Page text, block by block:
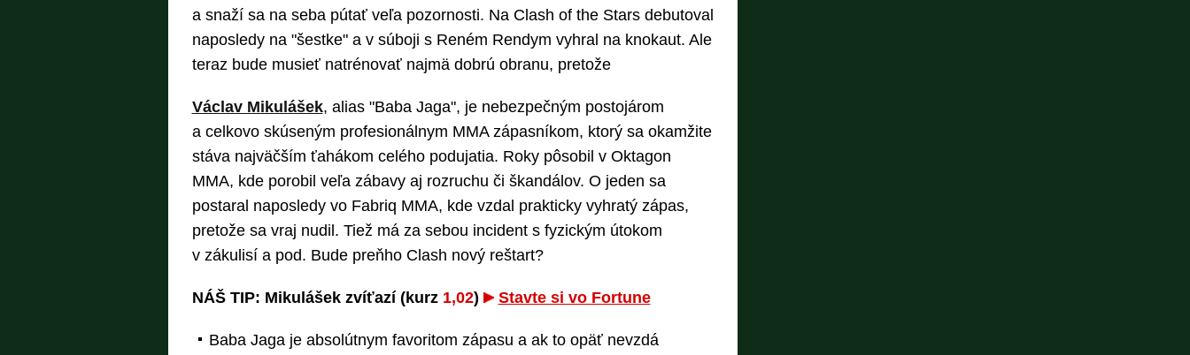
a snaží sa na seba pútať veľa pozornosti. Na Clash of the Stars debutoval
naposledy na "šestke" a v súboji s Reném Rendym vyhral na knokaut. Ale
teraz bude musieť natrénovať najmä dobrú obranu, pretože
Václav Mikulášek, alias "Baba Jaga", je nebezpečným postojárom
a celkovo skúseným profesionálnym MMA zápasníkom, ktorý sa okamžite
stáva najväčším ťahákom celého podujatia. Roky pôsobil v Oktagon
MMA, kde porobil veľa zábavy aj rozruchu či škandálov. O jeden sa
postaral naposledy vo Fabriq MMA, kde vzdal prakticky vyhratý zápas,
pretože sa vraj nudil. Tiež má za sebou incident s fyzickým útokom
v zákulisí a pod. Bude preňho Clash nový reštart?
NÁŠ TIP: Mikulášek zvíťazí (kurz 1,02) Stavte si vo Fortune
Baba Jaga je absolútnym favoritom zápasu a ak to opäť nevzdá